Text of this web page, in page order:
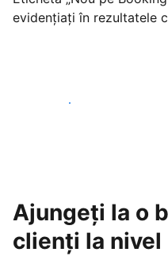
evidențiați în rezultatele
Începeți astăzi
Ajungeți la o
clienți la nivel